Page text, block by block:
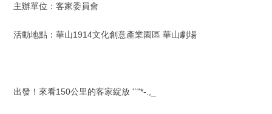
主辦單位：客家委員會
活動地點：華山1914文化創意產業園區 華山劇場
出發！來看150公里的客家綻放 '`"*-.,_